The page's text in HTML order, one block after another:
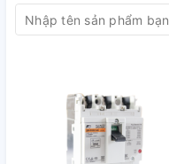
toàn thế giới